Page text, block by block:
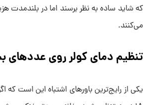
که شاید ساده به نظر برسند اما در بلندمدت
می‌کنند.
تنظیم دمای کولر روی عددهای